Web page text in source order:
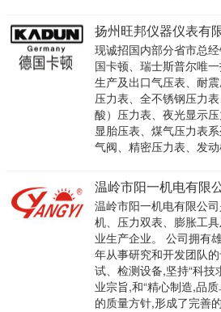
扬州旺邦仪器仪表有
现诚招国内部分省市总
国卡顿、瑞士斯普尔唯
生产及出口气压表、耐
压力表、全不锈钢压力
酸）压力表、夜光显示
显胎压表、煤气压力表
气阀、精密压力表、发
温岭市阳一机电有限
温岭市阳一机电有限公
机、压力双表、膨胀工
业生产企业。 公司拥有
年从事研究和开发团队
试、检测设备,坚持“科技
业宗旨,和“精心制造,品
的质量方针,形成了完善